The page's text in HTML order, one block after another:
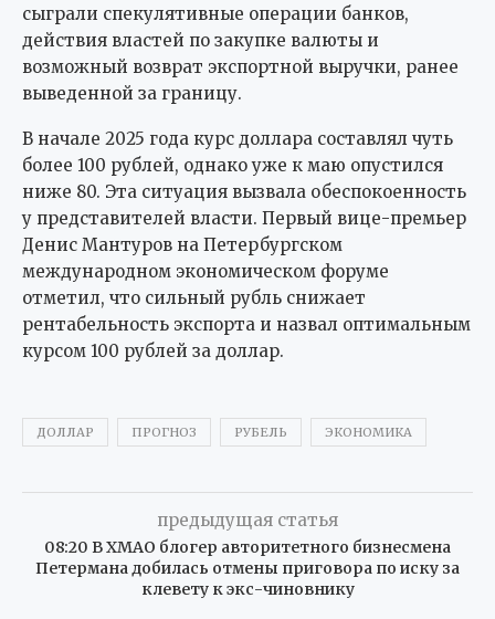
сыграли спекулятивные операции банков,
действия властей по закупке валюты и
возможный возврат экспортной выручки, ранее
выведенной за границу.
В начале 2025 года курс доллара составлял чуть
более 100 рублей, однако уже к маю опустился
ниже 80. Эта ситуация вызвала обеспокоенность
у представителей власти. Первый вице-премьер
Денис Мантуров на Петербургском
международном экономическом форуме
отметил, что сильный рубль снижает
рентабельность экспорта и назвал оптимальным
курсом 100 рублей за доллар.
ДОЛЛАР ПРОГНОЗ РУБЕЛЬ ЭКОНОМИКА
предыдущая статья
08:20 В ХМАО блогер авторитетного бизнесмена
Петермана добилась отмены приговора по иску за
клевету к экс-чиновнику